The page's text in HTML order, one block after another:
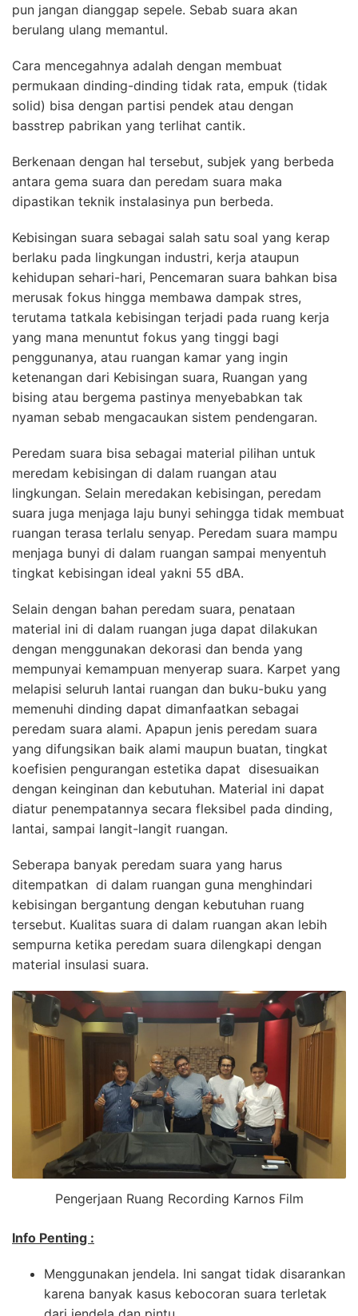
pun jangan dianggap sepele. Sebab suara akan
berulang ulang memantul.
Cara mencegahnya adalah dengan membuat
permukaan dinding-dinding tidak rata, empuk (tidak
solid) bisa dengan partisi pendek atau dengan
basstrep pabrikan yang terlihat cantik.
Berkenaan dengan hal tersebut, subjek yang berbeda
antara gema suara dan peredam suara maka
dipastikan teknik instalasinya pun berbeda.
Kebisingan suara sebagai salah satu soal yang kerap
berlaku pada lingkungan industri, kerja ataupun
kehidupan sehari-hari, Pencemaran suara bahkan bisa
merusak fokus hingga membawa dampak stres,
terutama tatkala kebisingan terjadi pada ruang kerja
yang mana menuntut fokus yang tinggi bagi
penggunanya, atau ruangan kamar yang ingin
ketenangan dari Kebisingan suara, Ruangan yang
bising atau bergema pastinya menyebabkan tak
nyaman sebab mengacaukan sistem pendengaran.
Peredam suara bisa sebagai material pilihan untuk
meredam kebisingan di dalam ruangan atau
lingkungan. Selain meredakan kebisingan, peredam
suara juga menjaga laju bunyi sehingga tidak membuat
ruangan terasa terlalu senyap. Peredam suara mampu
menjaga bunyi di dalam ruangan sampai menyentuh
tingkat kebisingan ideal yakni 55 dBA.
Selain dengan bahan peredam suara, penataan
material ini di dalam ruangan juga dapat dilakukan
dengan menggunakan dekorasi dan benda yang
mempunyai kemampuan menyerap suara. Karpet yang
melapisi seluruh lantai ruangan dan buku-buku yang
memenuhi dinding dapat dimanfaatkan sebagai
peredam suara alami. Apapun jenis peredam suara
yang difungsikan baik alami maupun buatan, tingkat
koefisien pengurangan estetika dapat disesuaikan
dengan keinginan dan kebutuhan. Material ini dapat
diatur penempatannya secara fleksibel pada dinding,
lantai, sampai langit-langit ruangan.
Seberapa banyak peredam suara yang harus
ditempatkan di dalam ruangan guna menghindari
kebisingan bergantung dengan kebutuhan ruang
tersebut. Kualitas suara di dalam ruangan akan lebih
sempurna ketika peredam suara dilengkapi dengan
material insulasi suara.
Pengerjaan Ruang Recording Karnos Film
Info Penting :
Menggunakan jendela. Ini sangat tidak disarankan
karena banyak kasus kebocoran suara terletak